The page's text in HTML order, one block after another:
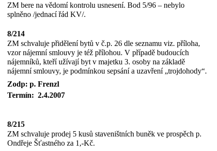
ZM bere na vědomí kontrolu usnesení. Bod 5/96 – nebylo
splněno /jednací řád KV/.
8/214
ZM schvaluje přidělení bytů v č.p. 26 dle seznamu viz. příloha,
vzor nájemní smlouvy je též přílohou. V případě budoucích
nájemníků, kteří užívají byt v majetku 3. osoby na základě
nájemní smlouvy, je podmínkou sepsání a uzavření „trojdohody“.
Zodp: p. Frenzl
Termín: 2.4.2007
8/215
ZM schvaluje prodej 5 kusů staveništních buněk ve prospěch p.
Ondřeje Šťastného za 1,-Kč.